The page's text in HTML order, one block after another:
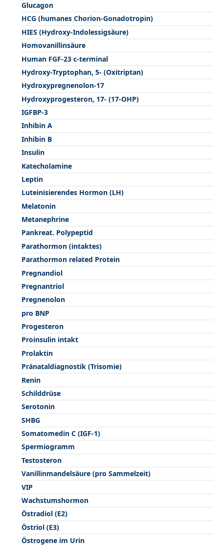
Glucagon
HCG (humanes Chorion-Gonadotropin)
HIES (Hydroxy-Indolessigsäure)
Homovanillinsäure
Human FGF-23 c-terminal
Hydroxy-Tryptophan, 5- (Oxitriptan)
Hydroxypregnenolon-17
Hydroxyprogesteron, 17- (17-OHP)
IGFBP-3
Inhibin A
Inhibin B
Insulin
Katecholamine
Leptin
Luteinisierendes Hormon (LH)
Melatonin
Metanephrine
Pankreat. Polypeptid
Parathormon (intaktes)
Parathormon related Protein
Pregnandiol
Pregnantriol
Pregnenolon
pro BNP
Progesteron
Proinsulin intakt
Prolaktin
Pränataldiagnostik (Trisomie)
Renin
Schilddrüse
Serotonin
SHBG
Somatomedin C (IGF-1)
Spermiogramm
Testosteron
Vanillinmandelsäure (pro Sammelzeit)
VIP
Wachstumshormon
Östradiol (E2)
Östriol (E3)
Östrogene im Urin